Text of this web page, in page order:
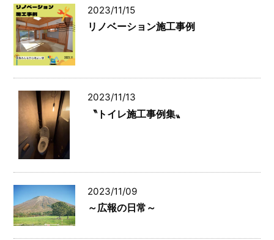
2023/11/15
リノベーション施工事例
2023/11/13
〝トイレ施工事例集〟
2023/11/09
～広報の日常～